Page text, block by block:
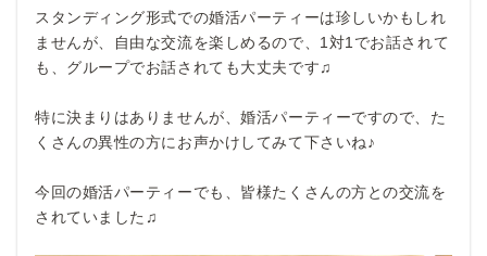
スタンディング形式での婚活パーティーは珍しいかもしれ
ませんが、自由な交流を楽しめるので、1対1でお話されて
も、グループでお話されても大丈夫です♫
特に決まりはありませんが、婚活パーティーですので、た
くさんの異性の方にお声かけしてみて下さいね♪
今回の婚活パーティーでも、皆様たくさんの方との交流を
されていました♫